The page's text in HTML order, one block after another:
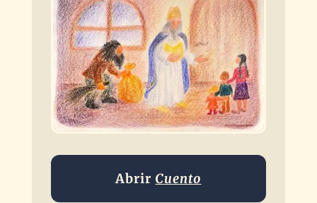
Abrir Cuento